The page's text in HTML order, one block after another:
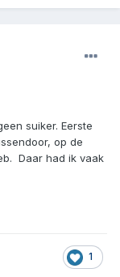
suiker. Eerste
op de
Daar had ik vaak
1